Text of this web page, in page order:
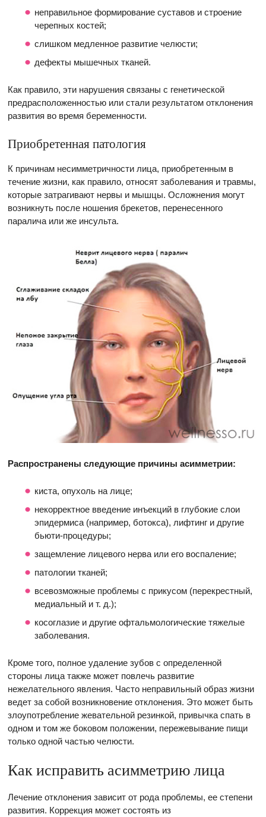
неправильное формирование суставов и строение
черепных костей;
слишком медленное развитие челюсти;
дефекты мышечных тканей.
Как правило, эти нарушения связаны с генетической
предрасположенностью или стали результатом отклонения
развития во время беременности.
Приобретенная патология
К причинам несимметричности лица, приобретенным в
течение жизни, как правило, относят заболевания и травмы,
которые затрагивают нервы и мышцы. Осложнения могут
возникнуть после ношения брекетов, перенесенного
паралича или же инсульта.
Распространены следующие причины асимметрии:
киста, опухоль на лице;
некорректное введение инъекций в глубокие слои
эпидермиса (например, ботокса), лифтинг и другие
бьюти-процедуры;
защемление лицевого нерва или его воспаление;
патологии тканей;
всевозможные проблемы с прикусом (перекрестный,
медиальный и т. д.);
косоглазие и другие офтальмологические тяжелые
заболевания.
Кроме того, полное удаление зубов с определенной
стороны лица также может повлечь развитие
нежелательного явления. Часто неправильный образ жизни
ведет за собой возникновение отклонения. Это может быть
злоупотребление жевательной резинкой, привычка спать в
одном и том же боковом положении, пережевывание пищи
только одной частью челюсти.
Как исправить асимметрию лица
Лечение отклонения зависит от рода проблемы, ее степени
развития. Коррекция может состоять из